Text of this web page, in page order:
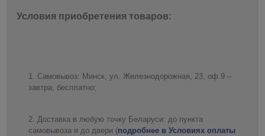
Условия приобретения товаров:
Самовывоз: Минск, ул. Железнодорожная, 23, оф.9 –
завтра, бесплатно;
Доставка в любую точку Беларуси: до пункта
самовывоза и до двери (подробнее в Условиях оплаты